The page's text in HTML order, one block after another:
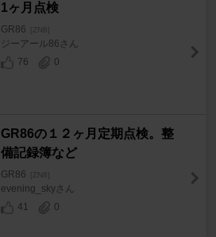
1ヶ月点検
GR86 [ZN8]
ジーアール86さん
76
0
GR86の１２ヶ月定期点検。整
備記録簿など
GR86 [ZN8]
evening_skyさん
41
0